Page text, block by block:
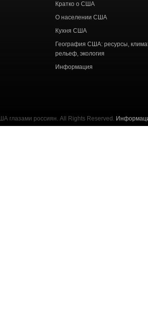
Кратко о США
О населении США
Кухня США
География США: ресурсы,
рельеф, экология
Информация
глазами россиян. All Rights Reserved.